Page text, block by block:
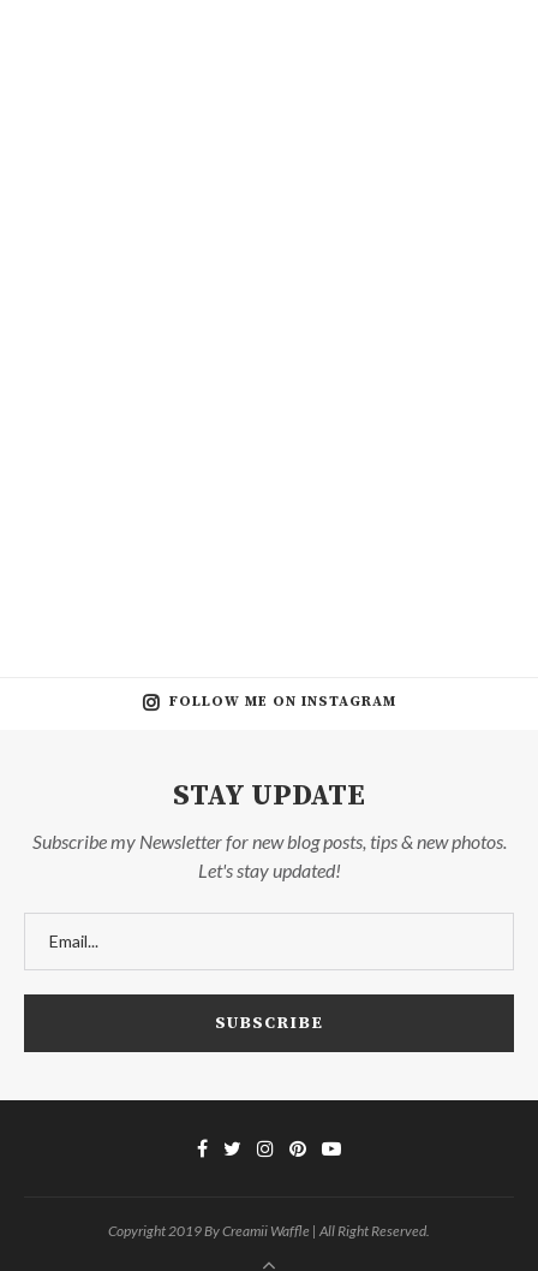
FOLLOW ME ON INSTAGRAM
STAY UPDATE
Subscribe my Newsletter for new blog posts, tips & new photos.
Let's stay updated!
Copyright 2019 By Creamii Waffle | All Right Reserved.